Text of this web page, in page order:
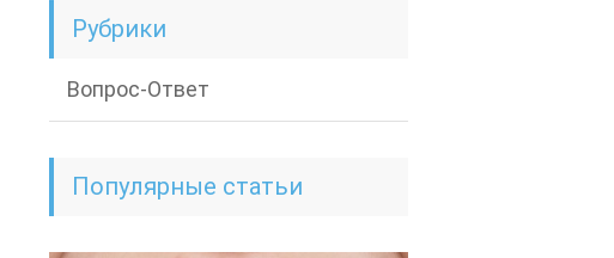
Рубрики
Вопрос-Ответ
Популярные статьи